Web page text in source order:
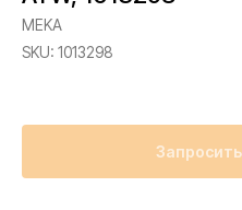
MEKA
SKU: 1013298